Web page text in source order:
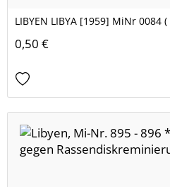
LIBYEN LIBYA [1959] MiNr 0084
0,50 €